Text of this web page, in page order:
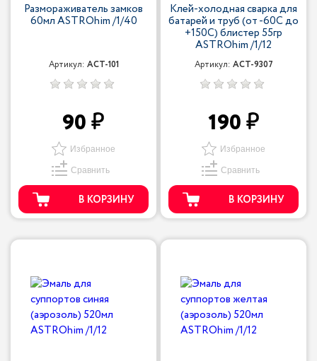
Размораживатель замков
60мл ASTROhim /1/40
Артикул: ACT-101
90
Избранное
Сравнить
В КОРЗИНУ
Клей-холодная сварка для
батарей и труб (от -60С до
+150С) блистер 55гр
ASTROhim /1/12
Артикул: ACT-9307
190
Избранное
Сравнить
В КОРЗИНУ